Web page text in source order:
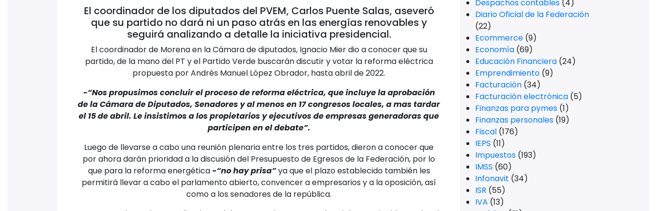
El coordinador de los diputados del PVEM, Carlos Puente Salas, aseveró
que su partido no dará ni un paso atrás en las energías renovables y
seguirá analizando a detalle la iniciativa presidencial.
El coordinador de Morena en la Cámara de diputados, Ignacio Mier dio a conocer que su
partido, de la mano del PT y el Partido Verde buscarán discutir y votar la reforma eléctrica
propuesta por Andrés Manuel López Obrador, hasta abril de 2022.
-“Nos propusimos concluir el proceso de reforma eléctrica, que incluye la aprobación
de la Cámara de Diputados, Senadores y al menos en 17 congresos locales, a mas tardar
el 15 de abril. Le insistimos a los propietarios y ejecutivos de empresas generadoras que
participen en el debate”.
Luego de llevarse a cabo una reunión plenaria entre los tres partidos, dieron a conocer que
por ahora darán prioridad a la discusión del Presupuesto de Egresos de la Federación, por lo
que para la reforma energética-“no hay prisa”ya que el plazo establecido también les
permitirá llevar a cabo el parlamento abierto, convencer a empresarios y a la oposición, así
como a los senadores de la república.
Despachos contables (4)
Diario Oficial de la Federación
(22)
Ecommerce (9)
Economía (69)
Educación Financiera (24)
Emprendimiento (9)
Facturación (34)
Facturación electrónica (5)
Finanzas para pymes (1)
Finanzas personales (19)
Fiscal (176)
IEPS (11)
Impuestos (193)
IMSS (60)
Infonavit (34)
ISR (55)
IVA (13)